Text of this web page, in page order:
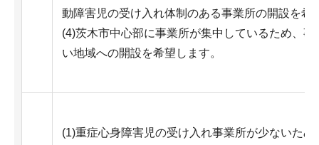
動障害児の受け入れ体制のある事業所の開設を希
(4)茨木市中心部に事業所が集中しているため、事
い地域への開設を希望します。
(1)重症心身障害児の受け入れ事業所が少ないため